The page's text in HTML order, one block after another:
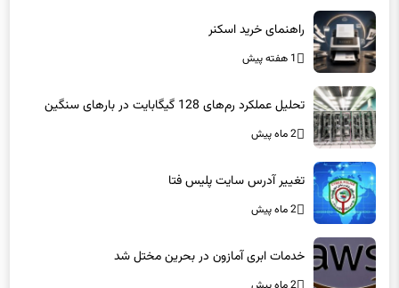
راهنمای خرید اسکنر
1 هفته پیش
تحلیل عملکرد رم‌های 128 گیگابایت در بارهای سنگین
2 ماه پیش
تغییر آدرس سایت پلیس فتا
2 ماه پیش
خدمات ابری آمازون در بحرین مختل شد